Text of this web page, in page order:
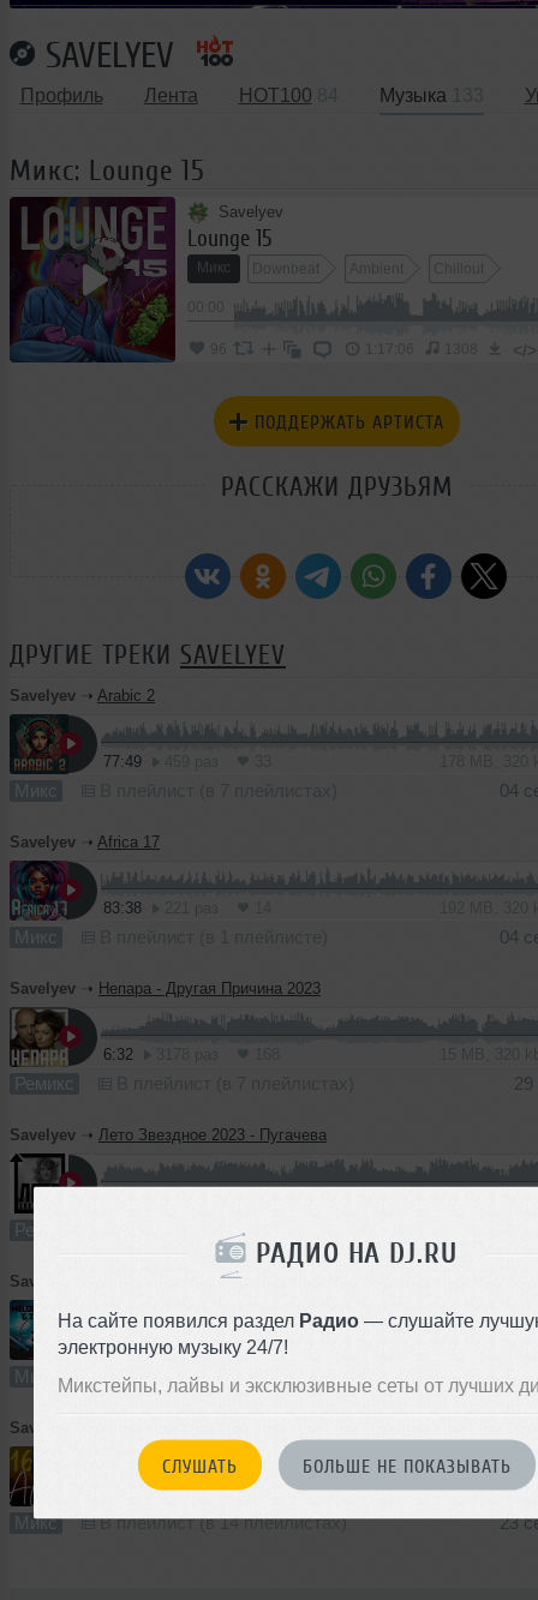
РАДИО НА DJ.RU
На сайте появился раздел Радио — слушайте
электронную музыку 24/7!
Микстейпы, лайвы и эксклюзивные сеты от лучших
СЛУШАТЬ БОЛЬШЕ НЕ ПОКАЗЫВАТЬ
SAVELYEV
Профиль Лента HOT100 Музыка
Микс: Lounge 15
Savelyev
Lounge 15
Микс Downbeat Ambient Chillout
96 1:17:06 1308 </>
ПОДДЕРЖАТЬ АРТИСТА
РАССКАЖИ ДРУЗЬЯМ
ДРУГИЕ ТРЕКИ SAVELYEV
Savelyev ➝ Arabic 2
77:49
Микс 04
Savelyev ➝ Africa 17
83:38
Микс 04
Savelyev ➝ Непара - Другая Причина 2023
6:32
Ремикс 29
Savelyev ➝ Лето Звездное 2023 - Пугачева
Ремикс В плейлист (в 4 плейлистах)
Savelyev
59:54 855 раз 73
Микс В плейлист (в 3 плейлистах)
Savelyev
1275 раз 135 MB, 320
Микс В плейлист (в 14 плейлистах) 23